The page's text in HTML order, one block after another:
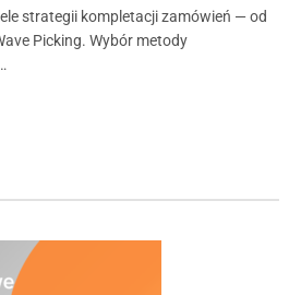
strategii kompletacji zamówień — od
Picking. Wybór metody